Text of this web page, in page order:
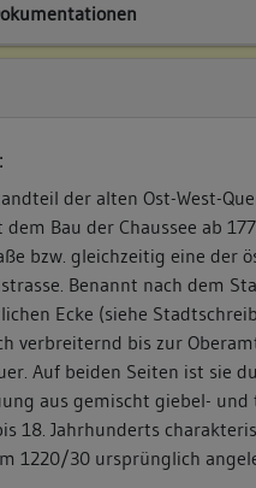
der alten Ost-West-
Bau der Chaussee ab
bzw. gleichzeitig eine der
Benannt nach dem
Ecke (siehe
verbreiternd bis zur
Auf beiden Seiten ist sie
aus gemischt giebel-
18. Jahrhunderts
1220/30 ursprünglich